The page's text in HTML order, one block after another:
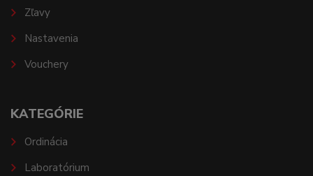
Zľavy
Nastavenia
Vouchery
KATEGÓRIE
Ordinácia
Laboratórium